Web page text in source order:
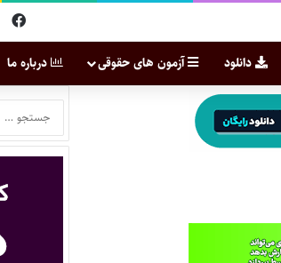
دانلود آزمون های حقوقی درباره ما